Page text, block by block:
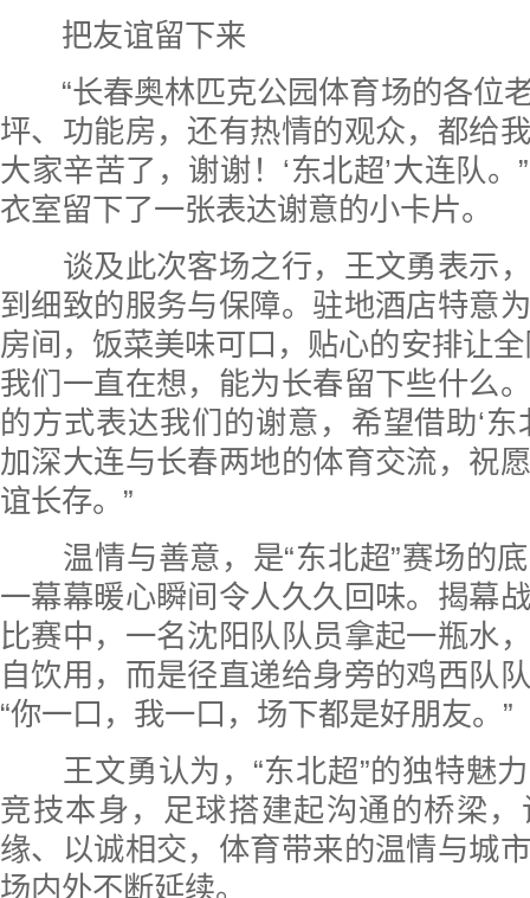
把友谊留下来
“长春奥林匹克公园体育场的各位
坪、功能房，还有热情的观众，都给
大家辛苦了，谢谢！‘东北超’大连队
衣室留下了一张表达谢意的小卡片。
谈及此次客场之行，王文勇表示，
到细致的服务与保障。驻地酒店特意
房间，饭菜美味可口，贴心的安排让
我们一直在想，能为长春留下些什么
的方式表达我们的谢意，希望借助‘东
加深大连与长春两地的体育交流，祝
谊长存。”
温情与善意，是“东北超”赛场的底
一幕幕暖心瞬间令人久久回味。揭幕
比赛中，一名沈阳队队员拿起一瓶水
自饮用，而是径直递给身旁的鸡西队
“你一口，我一口，场下都是好朋友。”
王文勇认为，“东北超”的独特魅力
竞技本身，足球搭建起沟通的桥梁
缘、以诚相交，体育带来的温情与城
场内外不断延续。